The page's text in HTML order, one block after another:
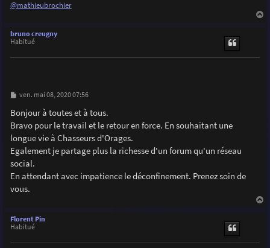
@mathieubrochier
bruno creugny
Habitué
M
s
s
a
e
ven. mai 08, 2020 07:56
Bonjour à toutes et à tous.
Bravo pour le travail et le retour en force. En souhaitant une
longue vie à Chasseurs d'Orages.
Egalement je partage plus la richesse d'un forum qu'un réseau
social.
En attendant avec impatience le déconfinement. Prenez soin de
vous.
Florent Pin
Habitué